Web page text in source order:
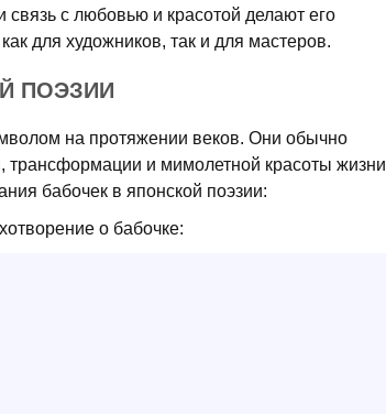
с любовью и красотой делают его
для художников, так и для мастеров.
ПОЭЗИИ
на протяжении веков. Они обычно
трансформации и мимолетной красоты
бабочек в японской поэзии:
о бабочке: